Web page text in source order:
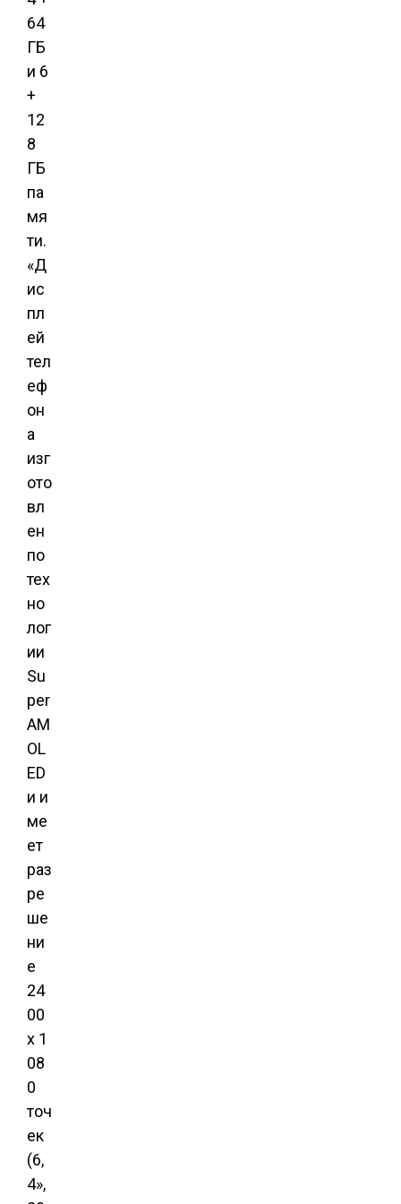
64
ГБ
и 6
+
12
8
ГБ
па
мя
ти.
«Д
ис
пл
ей
тел
еф
он
а
изг
ото
вл
ен
по
тех
но
лог
ии
Su
per
AM
OL
ED
и и
ме
ет
раз
ре
ше
ни
е
24
00
х 1
08
0
точ
ек
(6,
4»,